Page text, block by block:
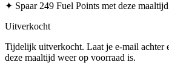
✦ Spaar 249 Fuel Points met deze maaltijd
Uitverkocht
Tijdelijk uitverkocht. Laat je e-mail achter
deze maaltijd weer op voorraad is.